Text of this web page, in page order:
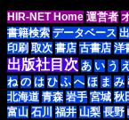
HIR-NET Home 運営者
書籍検索 データベース
印刷 取次 書店 古書店 洋
出版社目次 あ い う え
ね の は ひ ふ へ ほ ま み
北海道 青森 岩手 宮城 秋
富山 石川 福井 山梨 長野